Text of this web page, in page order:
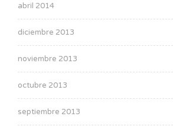
abril 2014
diciembre 2013
noviembre 2013
octubre 2013
septiembre 2013